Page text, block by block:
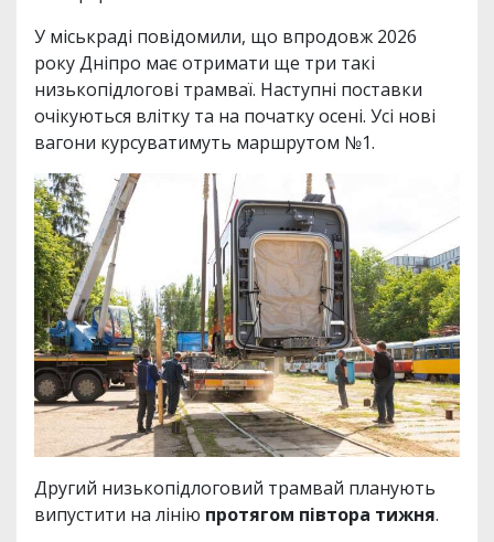
У міськраді повідомили, що впродовж 2026
року Дніпро має отримати ще три такі
низькопідлогові трамваї. Наступні поставки
очікуються влітку та на початку осені. Усі нові
вагони курсуватимуть маршрутом №1.
Другий низькопідлоговий трамвай планують
випустити на лінію протягом півтора тижня.